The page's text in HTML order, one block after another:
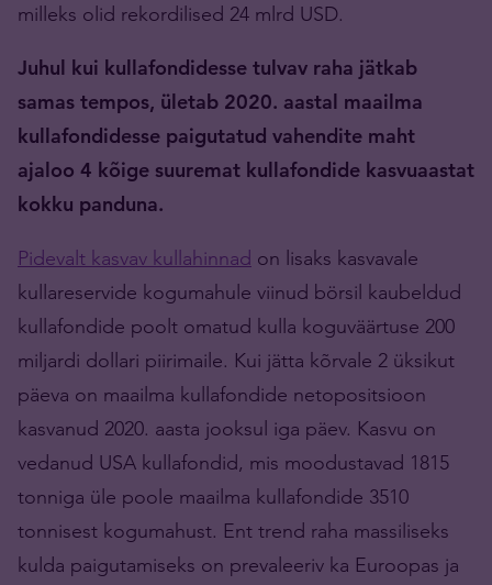
milleks olid rekordilised 24 mlrd USD.
Juhul kui kullafondidesse tulvav raha jätkab
samas tempos, ületab 2020. aastal maailma
kullafondidesse paigutatud vahendite maht
ajaloo 4 kõige suuremat kullafondide kasvuaastat
kokku panduna.
Pidevalt kasvav kullahinnad on lisaks kasvavale
kullareservide kogumahule viinud börsil kaubeldud
kullafondide poolt omatud kulla koguväärtuse 200
miljardi dollari piirimaile. Kui jätta kõrvale 2 üksikut
päeva on maailma kullafondide netopositsioon
kasvanud 2020. aasta jooksul iga päev. Kasvu on
vedanud USA kullafondid, mis moodustavad 1815
tonniga üle poole maailma kullafondide 3510
tonnisest kogumahust. Ent trend raha massiliseks
kulda paigutamiseks on prevaleeriv ka Euroopas ja